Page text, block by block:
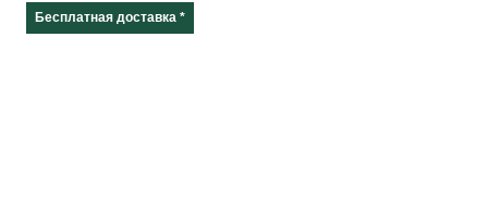
Glomma pad pro
Бесплатная доставка *